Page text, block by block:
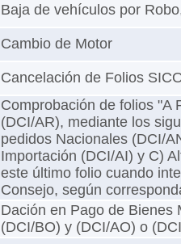
Baja de vehículos por
Cambio de Motor
Cancelación de Folios
Comprobación de folios "A
(DCI/AR), mediante los
pedidos Nacionales (DCI/
Importación (DCI/AI) y C)
este último folio cuando
Consejo, según
Dación en Pago de Bienes
(DCI/BO) y (DCI/AO) o